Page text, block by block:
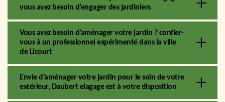
vous avez besoin d’engager des jardiniers
Vous avez besoin d’aménager votre jardin ? confier-
vous à un professionnel expérimenté dans la ville
de Licourt
Envie d’aménager votre jardin pour le soin de votre
extérieur, Daubert elagage est à votre disposition